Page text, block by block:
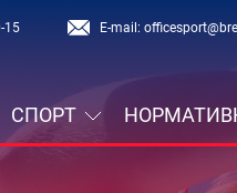
15 E-mail:
СПОРТ